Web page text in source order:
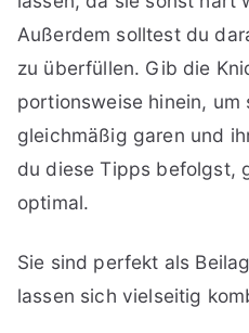
Außerdem solltest du
zu überfüllen. Gib die
portionsweise hinein,
gleichmäßig garen und
du diese Tipps befolgst,
optimal.
Sie sind perfekt als
lassen sich vielseitig